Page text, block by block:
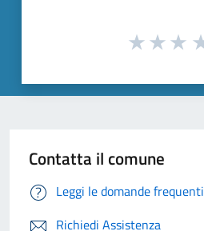
Contatta il comune
Leggi le domande frequenti
Richiedi Assistenza